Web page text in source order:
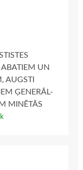
UN
AUGSTI
ĢENERĀL-
MINĒTĀS